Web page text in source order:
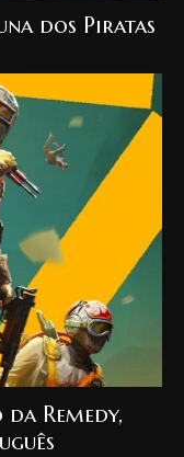
dos Piratas
Remedy,